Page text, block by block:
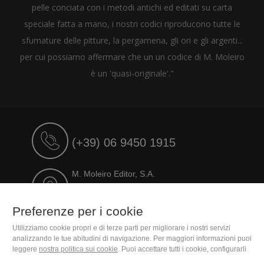
pelle conciata con i metodi antichi ed editati su carta
speciale fatta a mano, i nostri codici riproducono tutte le
sfumature delle pitture, la pergamena, gli ori e gli argenti...
per cui possiamo affermare che un un codice di M. Moleiro
è un 'quasi-originale'."
(+39) 06 9450 1915
M. Moleiro Editor, S.A.
Travesera de Gracia, 17
Preferenze per i cookie
Utilizziamo cookie propri e di terze parti per migliorare i nostri servizi
analizzando le tue abitudini di navigazione. Per maggiori informazioni puoi
leggere nostra politica sui cookie. Puoi accettare tutti i cookie, configurarli